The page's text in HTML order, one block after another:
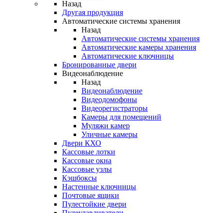
Назад
Другая продукция
Автоматические системы хранения
Назад
Автоматические системы хранения
Автоматические камеры хранения
Автоматические ключницы
Бронированные двери
Видеонаблюдение
Назад
Видеонаблюдение
Видеодомофоны
Видеорегистраторы
Камеры для помещений
Муляжи камер
Уличные камеры
Двери КХО
Кассовые лотки
Кассовые окна
Кассовые узлы
Кэшбоксы
Настенные ключницы
Почтовые ящики
Пулестойкие двери